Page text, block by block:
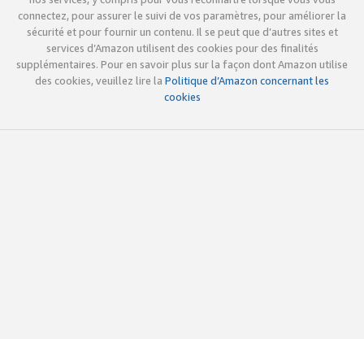
connectez, pour assurer le suivi de vos paramètres, pour améliorer la
sécurité et pour fournir un contenu. Il se peut que d’autres sites et
services d’Amazon utilisent des cookies pour des finalités
supplémentaires. Pour en savoir plus sur la façon dont Amazon utilise
des cookies, veuillez lire la Politique d’Amazon concernant les
cookies